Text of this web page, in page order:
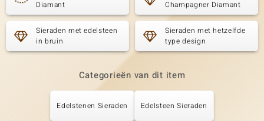
Diamant
Champagner Diamant
Sieraden met edelsteen
in bruin
Sieraden met hetzelfde
type design
Categorieën van dit item
Edelstenen Sieraden Edelsteen Sieraden